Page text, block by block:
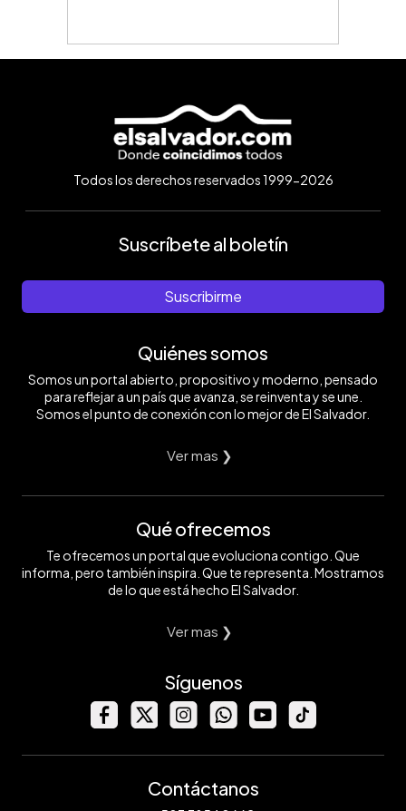
Todos los derechos reservados 1999-2026
Suscríbete al boletín
Suscribirme
Quiénes somos
Somos un portal abierto, propositivo y moderno, pensado
para reflejar a un país que avanza, se reinventa y se une.
Somos el punto de conexión con lo mejor de El Salvador.
Ver mas ❯
Qué ofrecemos
Te ofrecemos un portal que evoluciona contigo. Que
informa, pero también inspira. Que te representa. Mostramos
de lo que está hecho El Salvador.
Ver mas ❯
Síguenos
Contáctanos